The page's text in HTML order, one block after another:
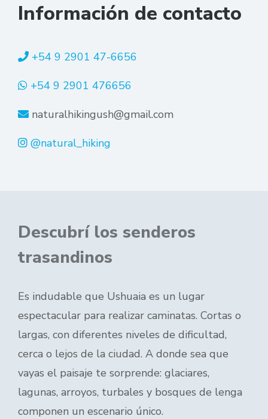
Información de contacto
+54 9 2901 47-6656
+54 9 2901 476656
naturalhikingush@gmail.com
@natural_hiking
Descubrí los senderos
trasandinos
Es indudable que Ushuaia es un lugar
espectacular para realizar caminatas. Cortas o
largas, con diferentes niveles de dificultad,
cerca o lejos de la ciudad. A donde sea que
vayas el paisaje te sorprende: glaciares,
lagunas, arroyos, turbales y bosques de lenga
componen un escenario único.